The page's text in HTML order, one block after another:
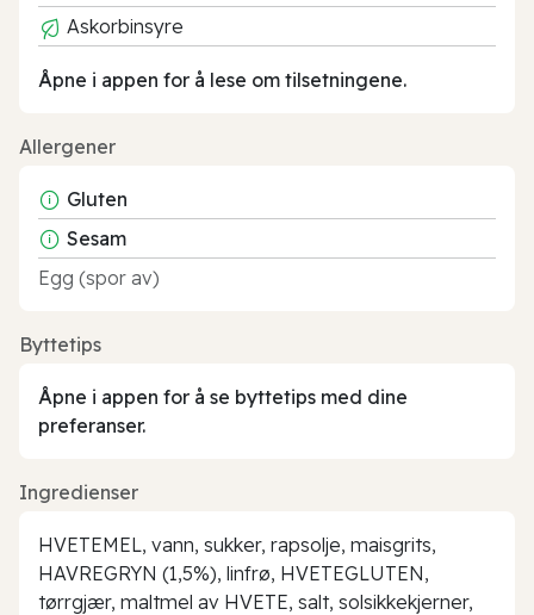
Askorbinsyre
Åpne i appen for å lese om tilsetningene.
Allergener
Gluten
Sesam
Egg (spor av)
Byttetips
Åpne i appen for å se byttetips med dine
preferanser.
Ingredienser
HVETEMEL, vann, sukker, rapsolje, maisgrits,
HAVREGRYN (1,5%), linfrø, HVETEGLUTEN,
tørrgjær, maltmel av HVETE, salt, solsikkekjerner,